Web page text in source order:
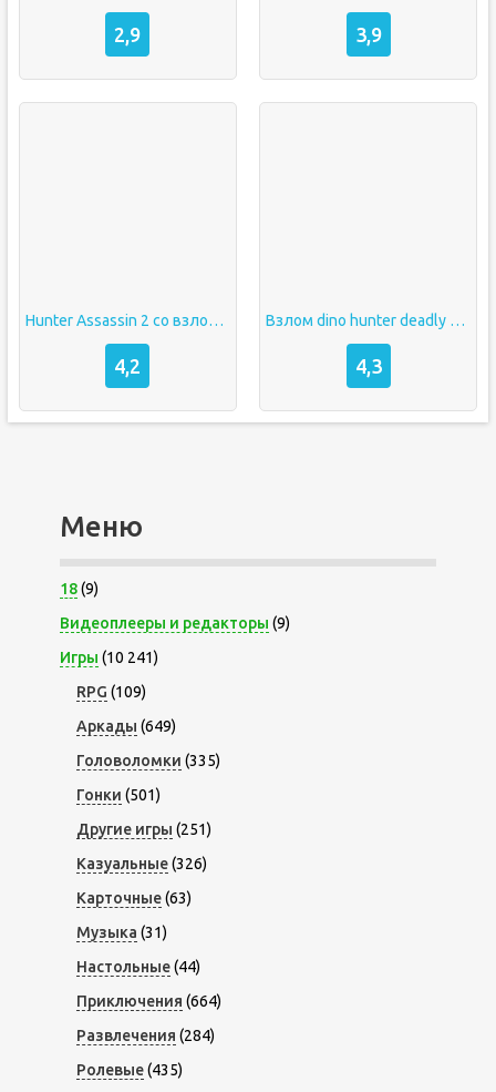
2,9 3,9
Hunter Assassin 2 со взломом на деньги
4,2
Взлом dino hunter deadly shores
4,3
Меню
18(9)
Видеоплееры и редакторы (9)
Игры (10 241)
RPG (109)
Аркады (649)
Головоломки (335)
Гонки (501)
Другие игры (251)
Казуальные(326)
Карточные(63)
Музыка (31)
Настольные(44)
Приключения (664)
Развлечения (284)
Ролевые(435)